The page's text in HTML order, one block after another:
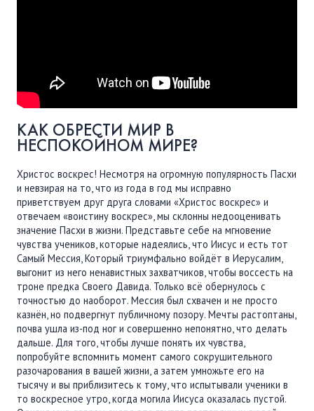
КАК ОБРЕСТИ МИР В
НЕСПОКОЙНОМ МИРЕ?
Христос воскрес! Несмотря на огромную популярность Пасхи
и невзирая на то, что из года в год мы исправно
приветствуем друг друга словами «Христос воскрес» и
отвечаем «воистину воскрес», мы склонны недооценивать
значение Пасхи в жизни. Представьте себе на мгновение
чувства учеников, которые надеялись, что Иисус и есть тот
Самый Мессия, Который триумфально войдёт в Иерусалим,
выгонит из него ненавистных захватчиков, чтобы воссесть на
троне предка Своего Давида. Только всё обернулось с
точностью до наоборот. Мессия был схвачен и не просто
казнён, но подвергнут публичному позору. Мечты растоптаны,
почва ушла из-под ног и совершенно непонятно, что делать
дальше. Для того, чтобы лучше понять их чувства,
попробуйте вспомнить момент самого сокрушительного
разочарования в вашей жизни, а затем умножьте его на
тысячу и вы приблизитесь к тому, что испытывали ученики в
то воскресное утро, когда могила Иисуса оказалась пустой.